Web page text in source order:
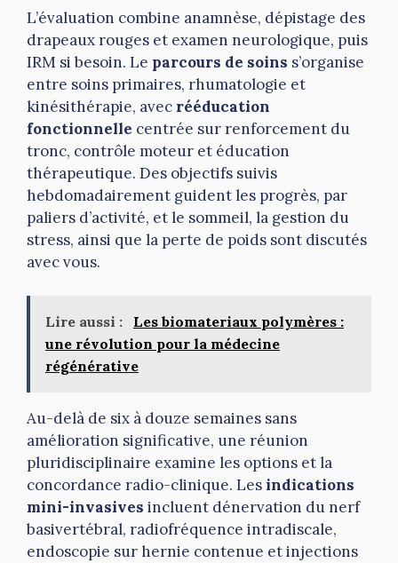
L’évaluation combine anamnèse, dépistage des
drapeaux rouges et examen neurologique, puis
IRM si besoin. Le parcours de soins s’organise
entre soins primaires, rhumatologie et
kinésithérapie, avec rééducation
fonctionnelle centrée sur renforcement du
tronc, contrôle moteur et éducation
thérapeutique. Des objectifs suivis
hebdomadairement guident les progrès, par
paliers d’activité, et le sommeil, la gestion du
stress, ainsi que la perte de poids sont discutés
avec vous.
Lire aussi :
Les biomateriaux polymères :
une révolution pour la médecine
régénérative
Au-delà de six à douze semaines sans
amélioration significative, une réunion
pluridisciplinaire examine les options et la
concordance radio-clinique. Lesindications
mini-invasives incluent dénervation du nerf
basivertébral, radiofréquence intradiscale,
endoscopie sur hernie contenue et injections